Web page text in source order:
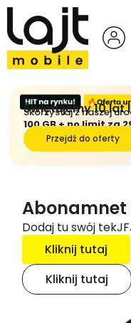
Świętujemy 10 lat
Skorzystaj z naszej
100 GB + no limit za
Przejdź do oferty
Abonamnet
Dodaj tu swój
Kliknij tutaj
Kliknij tutaj